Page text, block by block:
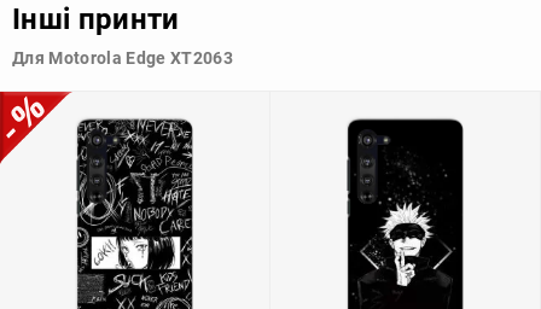
Узагалі, чохол для телефону - це дуже корисний аксесуар, який
допомагає захистити ваш пристрій, зберегти його цінність і
Інші принти
Для Motorola Edge XT2063